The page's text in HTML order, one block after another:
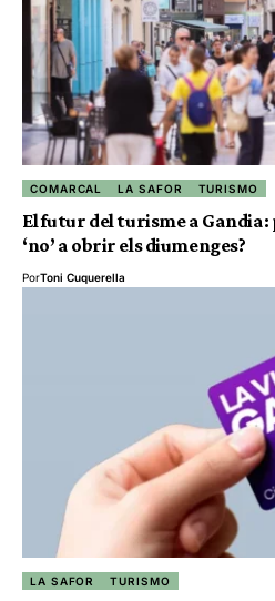
COMARCAL LA SAFOR TURISMO
El futur del turisme a Gandia:
‘no’ a obrir els diumenges?
PorToni Cuquerella
LA SAFOR TURISMO